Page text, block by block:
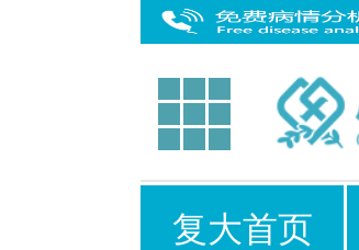
复大首页